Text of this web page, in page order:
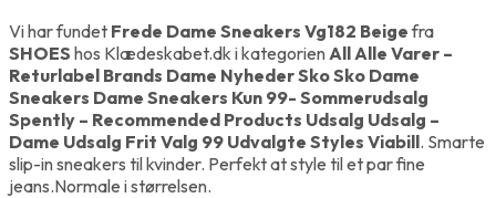
Vi har fundet Frede Dame Sneakers Vg182 Beigefra
SHOES hos Klædeskabet.dk i kategorien All Alle Varer –
Returlabel Brands Dame Nyheder Sko Sko Dame
Sneakers Dame Sneakers Kun 99- Sommerudsalg
Spently – Recommended Products Udsalg Udsalg –
Dame Udsalg Frit Valg 99 Udvalgte Styles Viabill. Smarte
slip-in sneakers til kvinder. Perfekt at style til et par fine
jeans.Normale i størrelsen.